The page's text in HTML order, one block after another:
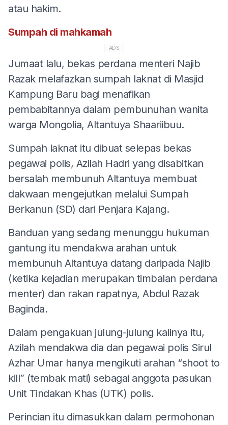
atau hakim.
Sumpah di mahkamah
ADS
Jumaat lalu, bekas perdana menteri Najib
Razak melafazkan sumpah laknat di Masjid
Kampung Baru bagi menafikan
pembabitannya dalam pembunuhan wanita
warga Mongolia, Altantuya Shaariibuu.
Sumpah laknat itu dibuat selepas bekas
pegawai polis, Azilah Hadri yang disabitkan
bersalah membunuh Altantuya membuat
dakwaan mengejutkan melalui Sumpah
Berkanun (SD) dari Penjara Kajang.
Banduan yang sedang menunggu hukuman
gantung itu mendakwa arahan untuk
membunuh Altantuya datang daripada Najib
(ketika kejadian merupakan timbalan perdana
menter) dan rakan rapatnya, Abdul Razak
Baginda.
Dalam pengakuan julung-julung kalinya itu,
Azilah mendakwa dia dan pegawai polis Sirul
Azhar Umar hanya mengikuti arahan “shoot to
kill” (tembak mati) sebagai anggota pasukan
Unit Tindakan Khas (UTK) polis.
Perincian itu dimasukkan dalam permohonan